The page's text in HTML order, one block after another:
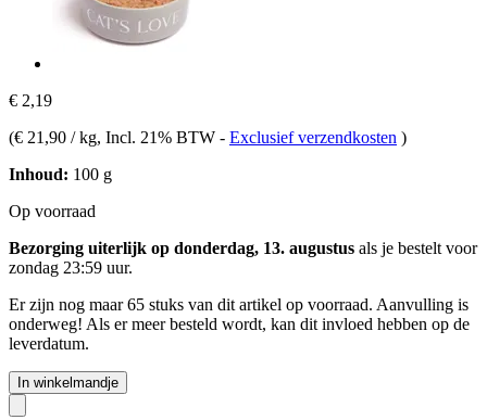
€ 2,19
(€ 21,90 / kg, Incl. 21% BTW - Exclusief verzendkosten )
Inhoud: 100 g
Op voorraad
Bezorging uiterlijk op donderdag, 13. augustus als je bestelt voor
zondag 23:59 uur.
Er zijn nog maar 65 stuks van dit artikel op voorraad. Aanvulling is
onderweg! Als er meer besteld wordt, kan dit invloed hebben op de
leverdatum.
In winkelmandje